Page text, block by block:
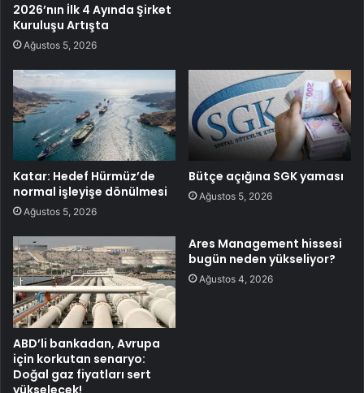
2026’nın İlk 4 Ayında Şirket
Kuruluşu Artışta
Ağustos 5, 2026
Katar: Hedef Hürmüz’de
normal işleyişe dönülmesi
Ağustos 5, 2026
Bütçe açığına SGK yaması
Ağustos 5, 2026
ABD’li bankadan, Avrupa
için korkutan senaryo:
Doğal gaz fiyatları sert
Ares Management hissesi
bugün neden yükseliyor?
Ağustos 4, 2026